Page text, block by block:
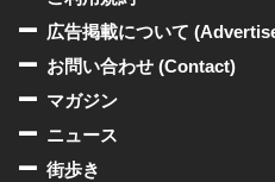
広告掲載について
お問い合わせ (Contact)
マガジン
ニュース
街歩き